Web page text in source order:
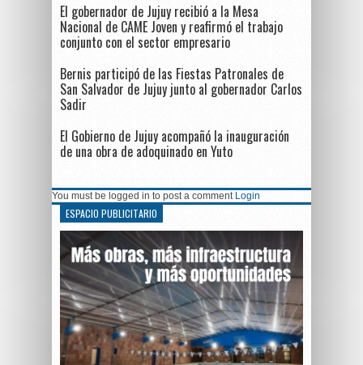
El gobernador de Jujuy recibió a la Mesa
Nacional de CAME Joven y reafirmó el trabajo
conjunto con el sector empresario
Bernis participó de las Fiestas Patronales de
San Salvador de Jujuy junto al gobernador Carlos
Sadir
El Gobierno de Jujuy acompañó la inauguración
de una obra de adoquinado en Yuto
You must be logged in to post a comment Login
ESPACIO PUBLICITARIO